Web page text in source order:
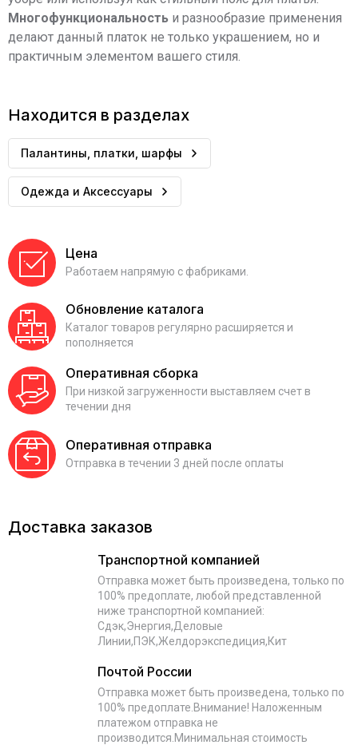
Многофункциональность и разнообразие применения
делают данный платок не только украшением, но и
практичным элементом вашего стиля.
Находится в разделах
Палантины, платки, шарфы
Одежда и Аксессуары
Цена
Работаем напрямую с фабриками.
Обновление каталога
Каталог товаров регулярно расширяется и
пополняется
Оперативная сборка
При низкой загруженности выставляем счет в
течении дня
Оперативная отправка
Отправка в течении 3 дней после оплаты
Доставка заказов
Транспортной компанией
Отправка может быть произведена, только по
100% предоплате, любой представленной
ниже транспортной компанией:
Сдэк,Энергия,Деловые
Линии,ПЭК,Желдорэкспедиция,Кит
Почтой России
Отправка может быть произведена, только по
100% предоплате.Внимание! Наложенным
платежом отправка не
производится.Минимальная стоимость